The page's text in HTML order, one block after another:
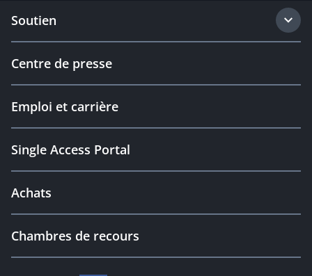
Soutien
Centre de presse
Emploi et carrière
Single Access Portal
Achats
Chambres de recours